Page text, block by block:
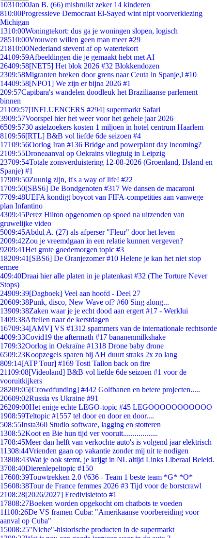
10310:00Jan B. (66) misbruikt zeker 14 kinderen
810:00Progressieve Democraat El-Sayed wint nipt voorverkiezing
Michigan
1310:00Woningtekort: dus ga je woningen slopen, logisch
28510:00Vrouwen willen geen man meer #29
21810:00Nederland stevent af op watertekort
24109:59Afbeeldingen die je gemaakt hebt met AI
26409:58[NET5] Het blok 2026 #32 Blokkendozen
2309:58Migranten breken door grens naar Ceuta in Spanje,l #10
14409:58[NPO1] We zijn er bijna 2026 #1
209:57Capibara's wandelen doodleuk het Braziliaanse parlement
binnen
21109:57[INFLUENCERS #294] supermarkt Safari
3909:57Voorspel hier het weer voor het gehele jaar 2026
6509:5730 asielzoekers kosten 1 miljoen in hotel centrum Haarlem
8109:56[RTL] B&B vol liefde 6de seizoen #4
17109:56Oorlog Iran #136 Bridge and powerplant day incoming?
2109:55Droneaanval op Oekrains vliegtuig in Leipzig
23709:54Totale zonsverduistering 12-08-2026 (Groenland, IJsland en
Spanje) #1
17909:50Zuunig zijn, it's a way of life! #22
1709:50[SBS6] De Bondgenoten #317 We dansen de macaroni
7709:48UEFA kondigt boycot van FIFA-competities aan vanwege
plan Infantino
4309:45Perez Hilton opgenomen op spoed na uitzenden van
gruwelijke video
5009:45Abdul A. (27) als afperser "Fleur" door het leven
2009:42Zou je vreemdgaan in een relatie kunnen vergeven?
9209:41Het grote goedemorgen topic #3
18209:41 [SBS6] De Oranjezomer #10 Helene je kan het niet stop
ermee
409:40Draai hier alle platen in je platenkast #32 (The Torture Never
Stops)
24909:39[Dagboek] Veel aan hoofd - Deel 27
20609:38Punk, disco, New Wave of? #60 Sing along...
13909:38Zaken waar je je echt dood aan ergert #17 - Werklui
1409:38Aftellen naar de kerstdagen
16709:34[AMV] VS #1312 spammers van de internationale rechtsorde
4009:33Covid19 the aftermath #17 bananenmilkshake
1709:32Oorlog in Oekraïne #1318 Drone baby drone
6509:23Koopzegels sparen bij AH duurt straks 2x zo lang
809:14[ATP Tour] #169 Tosti Tallon back on fire
21109:08[Videoland] B&B vol liefde 6de seizoen #1 voor de
vooruitkijkers
28209:05[Crowdfunding] #442 Golfbanen en betere projecten.....
20609:02Russia vs Ukraine #91
26209:00Het enige echte LEGO-topic #45 LEGOOOOOOOOOOO
1908:59Teltopic #1557 tel door en door en door....
508:55Insta360 Studio software, lagging en stotteren
1308:52Koot en Bie hun tijd ver vooruit..................
1708:45Meer dan helft van verkochte auto's is volgend jaar elektrisch
11308:44Vrienden gaan op vakantie zonder mij uit te nodigen
13808:43Wat je ook stemt, je krijgt in NL altijd Links Liberaal Beleid.
3708:40Dierenlepeltopic #150
17608:39Touwtrekken 2.0 #636 - Team 1 beste team *G* *O*
15608:38Tour de France femmes 2026 #3 Tijd voor de borstcrawl
2108:28[2026/2027] Eredivisietoto #1
17808:27Boeken worden opgekocht om chatbots te voeden
11108:26De VS framen Cuba: "Amerikaanse voorbereiding voor
aanval op Cuba"
15008:25"Niche"-historische producten in de supermarkt